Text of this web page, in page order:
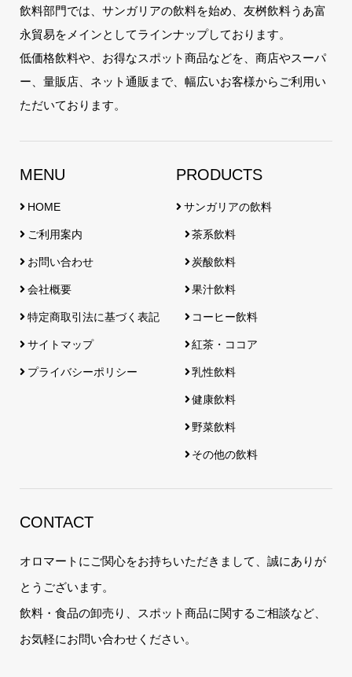
飲料部門では、サンガリアの飲料を始め、友桝飲料うあ富
永貿易をメインとしてラインナップしております。
低価格飲料や、お得なスポット商品などを、商店やスーパ
ー、量販店、ネット通販まで、幅広いお客様からご利用い
ただいております。
MENU
HOME
ご利用案内
お問い合わせ
会社概要
特定商取引法に基づく表記
サイトマップ
プライバシーポリシー
PRODUCTS
サンガリアの飲料
茶系飲料
炭酸飲料
果汁飲料
コーヒー飲料
紅茶・ココア
乳性飲料
健康飲料
野菜飲料
その他の飲料
CONTACT
オロマートにご関心をお持ちいただきまして、誠にありが
とうございます。
飲料・食品の卸売り、スポット商品に関するご相談など、
お気軽にお問い合わせください。